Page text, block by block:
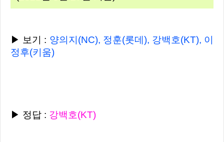
▶ 보기 : 양의지(NC), 정훈(롯데), 강백호(KT), 이
정후(키움)
▶ 정답 : 강백호(KT)